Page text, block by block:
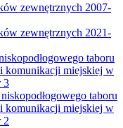
zewnętrznych 2007-
zewnętrznych 2021-
taboru
komunikacji miejskiej w
3
taboru
komunikacji miejskiej w
2